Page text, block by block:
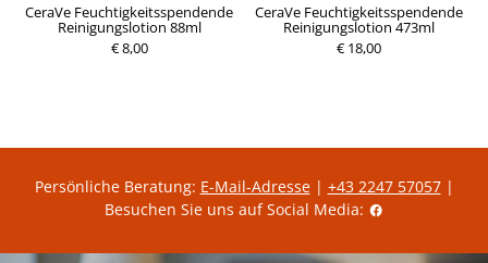
CeraVe Feuchtigkeitsspendende
Reinigungslotion 88ml
€ 8,00
CeraVe Feuchtigkeitsspendende
Reinigungslotion 473ml
€ 18,00
Persönliche Beratung: E-Mail-Adresse| +43 2247 57057|
Besuchen Sie uns auf Social Media: